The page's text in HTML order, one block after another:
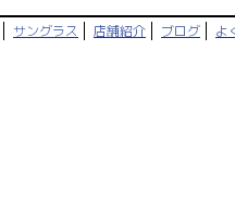
サングラス 店舗紹介 ブログ よ